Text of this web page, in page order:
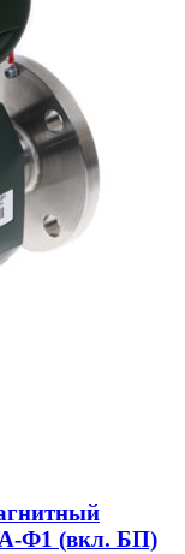
А-Ф1 (вкл. БП)